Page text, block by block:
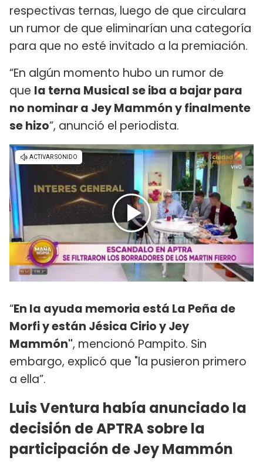
respectivas ternas, luego de que circulara
un rumor de que eliminarían una categoría
para que no esté invitado a la premiación.
“En algún momento hubo un rumor de
que la terna Musical se iba a bajar para
no nominar a Jey Mammón y finalmente
se hizo”, anunció el periodista.
“En la ayuda memoria está La Peña de
Morfi y están Jésica Cirio y Jey
Mammón", mencionó Pampito. Sin
embargo, explicó que "la pusieron primero
a ella”.
Luis Ventura había anunciado la
decisión de APTRA sobre la
participación de Jey Mammón